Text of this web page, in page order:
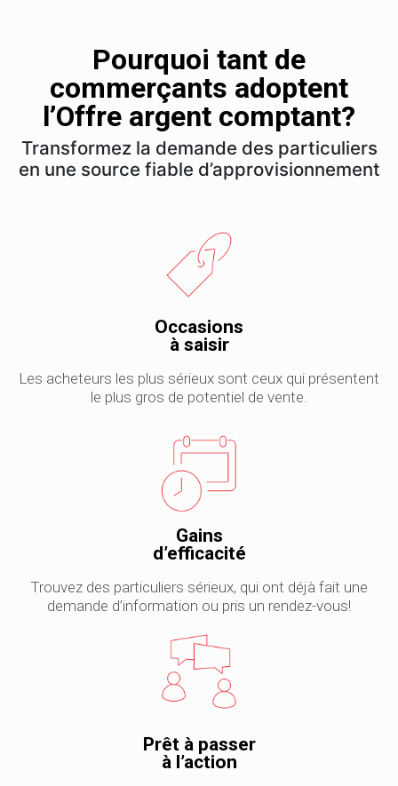
Pourquoi tant de
commerçants adoptent
l’Offre argent comptant?
Transformez la demande des particuliers
en une source fiable d’approvisionnement
Occasions
à saisir
Les acheteurs les plus sérieux sont ceux qui présentent
le plus gros de potentiel de vente.
Gains
d’efficacité
Trouvez des particuliers sérieux, qui ont déjà fait une
demande d’information ou pris un rendez-vous!
Prêt à passer
à l’action